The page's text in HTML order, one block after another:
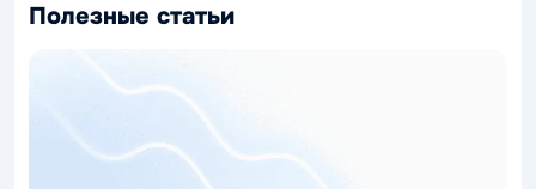
Полезные статьи